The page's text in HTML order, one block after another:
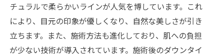
チュラルで柔らかいラインが人気を博しています。これ
により、目元の印象が優しくなり、自然な美しさが引き
立ちます。また、施術方法も進化しており、肌への負担
が少ない技術が導入されています。施術後のダウンタイ